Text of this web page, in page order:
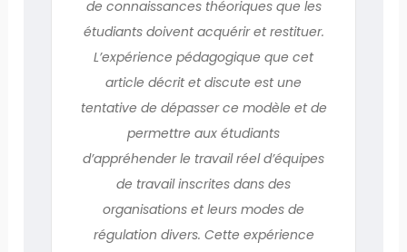
de connaissances théoriques que les
étudiants doivent acquérir et restituer.
L’expérience pédagogique que cet
article décrit et discute est une
tentative de dépasser ce modèle et de
permettre aux étudiants
d’appréhender le travail réel d’équipes
de travail inscrites dans des
organisations et leurs modes de
régulation divers. Cette expérience